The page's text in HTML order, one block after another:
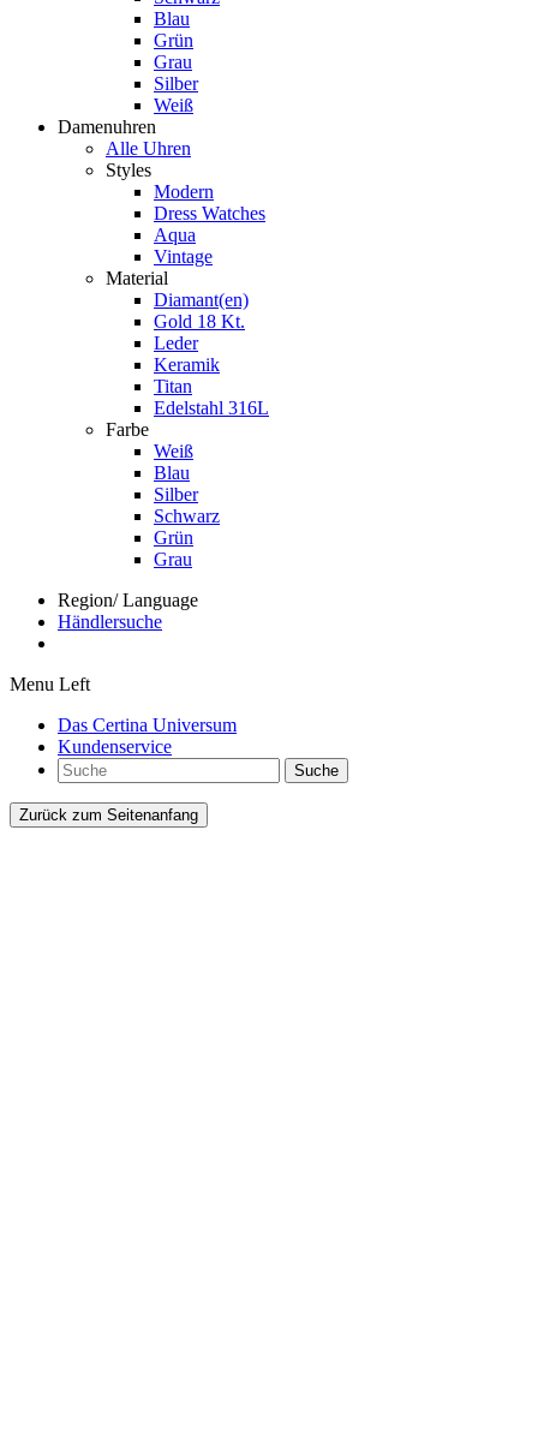
Blau
Grün
Grau
Silber
Weiß
Damenuhren
Alle Uhren
Styles
Modern
Dress Watches
Aqua
Vintage
Material
Diamant(en)
Gold 18 Kt.
Leder
Keramik
Titan
Edelstahl 316L
Farbe
Weiß
Blau
Silber
Schwarz
Grün
Grau
Region/ Language
Händlersuche
Menu Left
Das Certina Universum
Kundenservice
Suche
Zurück zum Seitenanfang